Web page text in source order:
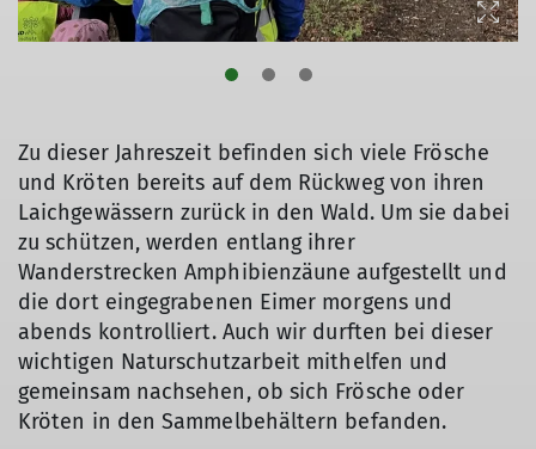
© DAV/Kerstin Lombardini
Zu dieser Jahreszeit befinden sich viele Frösche
und Kröten bereits auf dem Rückweg von ihren
Laichgewässern zurück in den Wald. Um sie dabei
zu schützen, werden entlang ihrer
Wanderstrecken Amphibienzäune aufgestellt und
die dort eingegrabenen Eimer morgens und
abends kontrolliert. Auch wir durften bei dieser
wichtigen Naturschutzarbeit mithelfen und
gemeinsam nachsehen, ob sich Frösche oder
Kröten in den Sammelbehältern befanden.
© DAV/Kerstin Lombardini